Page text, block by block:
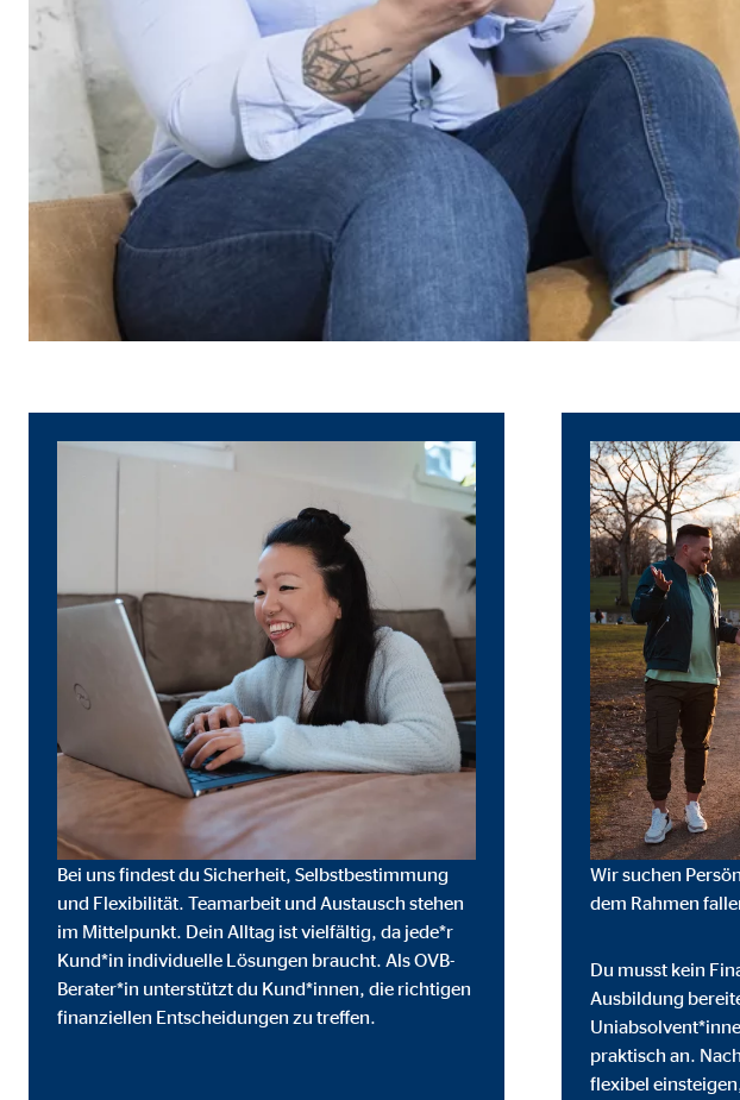
Bei uns findest du Sicherheit, Selbstbestimmung
und Flexibilität. Teamarbeit und Austausch stehen
im Mittelpunkt. Dein Alltag ist vielfältig, da jede*r
Kund*in individuelle Lösungen braucht. Als OVB-
Berater*in unterstützt du Kund*innen, die richtigen
finanziellen Entscheidungen zu treffen.
Wir suchen
dem Rahmen
Du musst kein
Ausbildung
praktisch an.
flexibel
_ga, _gat_UA-41411249-1, _gid
Anbieter: Google Ireland Ltd.
Zweck: Erhebung von Statistiken zur
Cookie Laufzeit: bis zu 14 Monate
Marketing Cookies
Marketing Cookies werden eingesetzt, um personalisierte Werbung
Besucher über die Websites hinweg verfolgen.
Facebook Ireland Ltd.
Verknüpfung mit
Cookie Laufzeit:
Adform | Empfänger: OVB, Adform A/S
Name:
Anbieter:
Zweck: ad campaign
Cookie Laufzeit:
Externe Medien
Inhalte von Video- und Kartenplattformen werden beim Besuch unserer
willigen Sie auch in die mögliche Übermittlung Ihrer Daten an Dienste in